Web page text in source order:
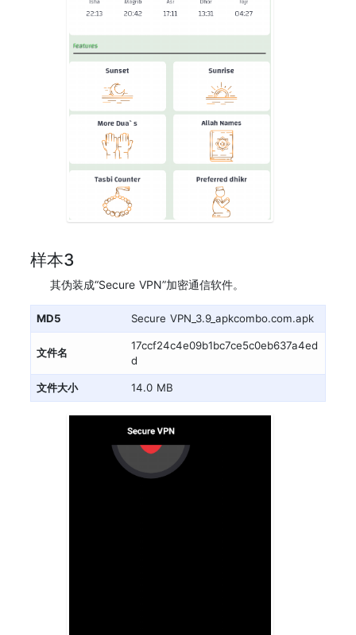
样本3
其伪装成“Secure VPN”加密通信软件。
MD5 Secure VPN_3.9_apkcombo.com.apk
文件名
17ccf24c4e09b1bc7ce5c0eb637a4ed
d
文件大小 14.0 MB